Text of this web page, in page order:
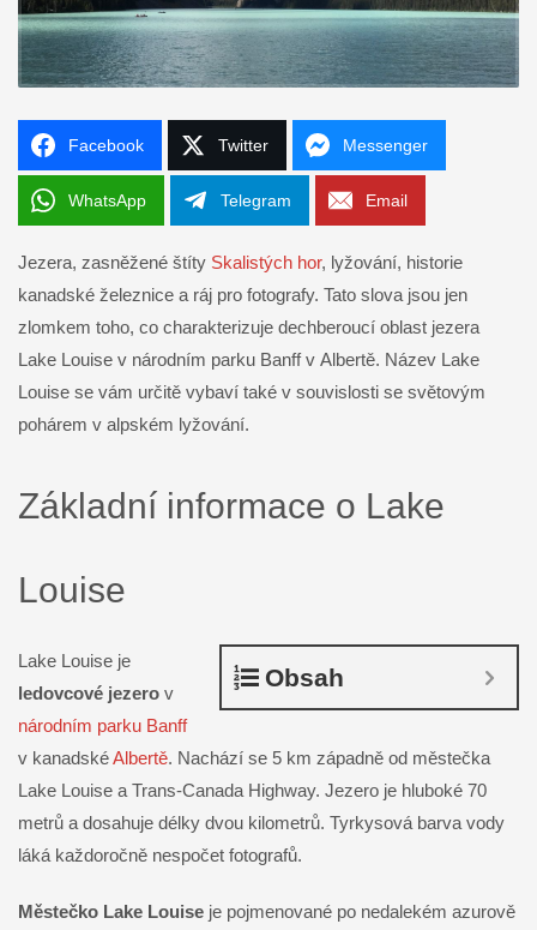
Facebook Twitter Messenger
WhatsApp Telegram Email
Jezera, zasněžené štíty Skalistých hor, lyžování, historie
kanadské železnice a ráj pro fotografy. Tato slova jsou jen
zlomkem toho, co charakterizuje dechberoucí oblast jezera
Lake Louise v národním parku Banff v Albertě. Název Lake
Louise se vám určitě vybaví také v souvislosti se světovým
pohárem v alpském lyžování.
Základní informace o Lake
Louise
Obsah
Lake Louise je
ledovcové jezero v
národním parku Banff
v kanadskéAlbertě. Nachází se 5 km západně od městečka
Lake Louise a Trans-Canada Highway. Jezero je hluboké 70
metrů a dosahuje délky dvou kilometrů. Tyrkysová barva vody
láká každoročně nespočet fotografů.
Městečko Lake Louise je pojmenované po nedalekém azurově